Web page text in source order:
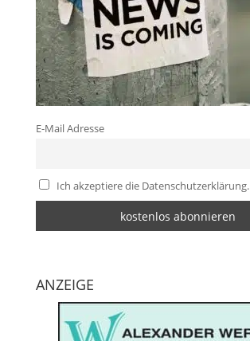
E-Mail Adresse
Ich akzeptiere die Datenschutzerklärung.
ANZEIGE